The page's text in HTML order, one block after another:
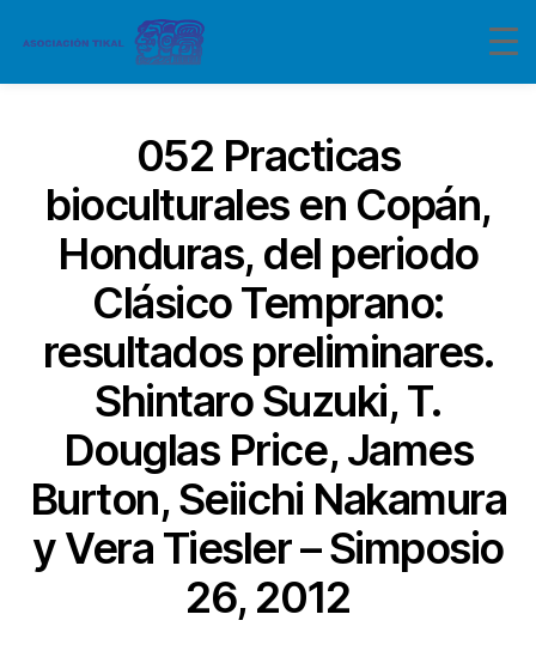
052 Practicas
bioculturales en Copán,
Honduras, del periodo
Clásico Temprano:
resultados preliminares.
Shintaro Suzuki, T.
Douglas Price, James
Burton, Seiichi Nakamura
y Vera Tiesler – Simposio
26, 2012